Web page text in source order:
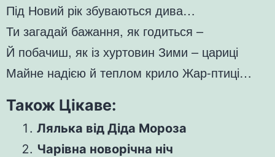
Під Новий рік збуваються дива…
Ти загадай бажання, як годиться –
Й побачиш, як із хуртовин Зими – цариці
Майне надією й теплом крило Жар-птиці…
Також Цікаве:
Лялька від Діда Мороза
Чарівна новорічна ніч